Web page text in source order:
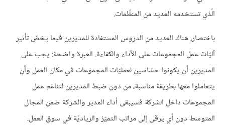
الّذي تستخدمه العديد من المنظّمات.
باختصار، هناك العديد من الدروس المستفادة للمديرين فيما يخصّ تأثير
آليّات عمل المجموعات على الأداء والكفاءة. العبرة واضحة: يجب على
المديرين أن يكونوا حسّاسين لعمليّات المجموعات في مكان العمل وأن
يتعاملوا معها بطريقة مناسبة، من دون ضبط المديرين لتناغم عمل
المجموعات داخل الشركة فسيبقى أداء المدير والشركة ضمن المجال
المتوسط دون أي يرقى إلى مراتب التميّز والرياديّة في سوق العمل.